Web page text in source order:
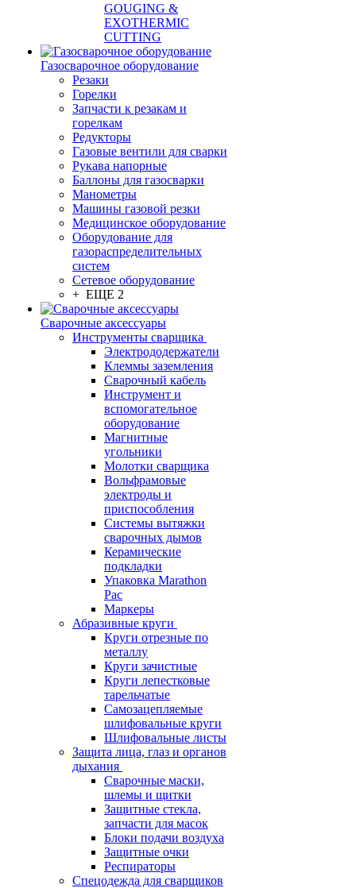
GOUGING &
EXOTHERMIC
CUTTING
Газосварочное оборудование
Резаки
Горелки
Запчасти к резакам и
горелкам
Редукторы
Газовые вентили для сварки
Рукава напорные
Баллоны для газосварки
Манометры
Машины газовой резки
Медицинское оборудование
Оборудование для
газораспределительных
систем
Сетевое оборудование
+ ЕЩЕ 2
Сварочные аксессуары
Инструменты сварщика
Электрододержатели
Клеммы заземления
Сварочный кабель
Инструмент и
вспомогательное
оборудование
Магнитные
угольники
Молотки сварщика
Вольфрамовые
электроды и
приспособления
Системы вытяжки
сварочных дымов
Керамические
подкладки
Упаковка Marathon
Pac
Маркеры
Абразивные круги
Круги отрезные по
металлу
Круги зачистные
Круги лепестковые
тарельчатые
Самозацепляемые
шлифовальные круги
Шлифовальные листы
Защита лица, глаз и органов
дыхания
Сварочные маски,
шлемы и щитки
Защитные стекла,
запчасти для масок
Блоки подачи воздуха
Защитные очки
Респираторы
Спецодежда для сварщиков